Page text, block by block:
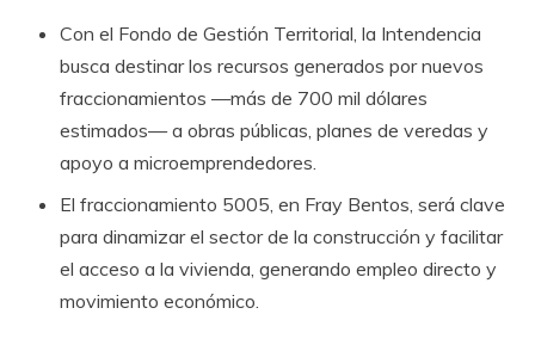
Con el Fondo de Gestión Territorial, la Intendencia
busca destinar los recursos generados por nuevos
fraccionamientos —más de 700 mil dólares
estimados— a obras públicas, planes de veredas y
apoyo a microemprendedores.
El fraccionamiento 5005, en Fray Bentos, será clave
para dinamizar el sector de la construcción y facilitar
el acceso a la vivienda, generando empleo directo y
movimiento económico.